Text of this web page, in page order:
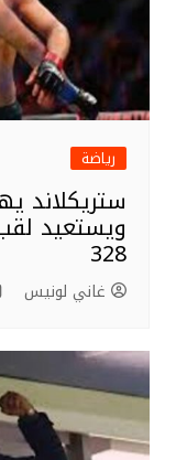
رياضة
ستريكلاند
328
غاني لونيس